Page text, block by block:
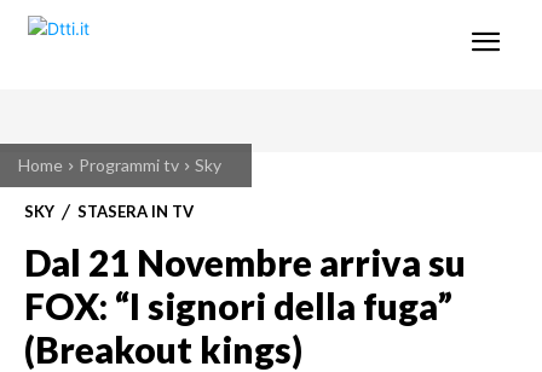
Home Programmi tv Sky
SKY STASERA IN TV
Dal 21 Novembre arriva su
FOX: “I signori della fuga”
(Breakout kings)